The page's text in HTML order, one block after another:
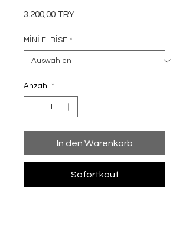
3.200,00 TRYPreis
MİNİ ELBİSE *
Anzahl *
In den Warenkorb
Sofortkauf